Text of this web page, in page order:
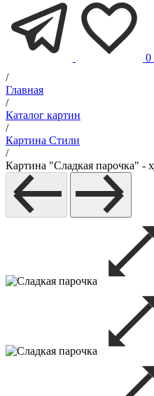
0
/
Главная
/
Каталог картин
/
Картина Стили
/
Картина "Cладкая парочка" -